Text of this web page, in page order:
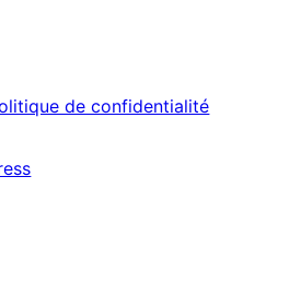
de confidentialité